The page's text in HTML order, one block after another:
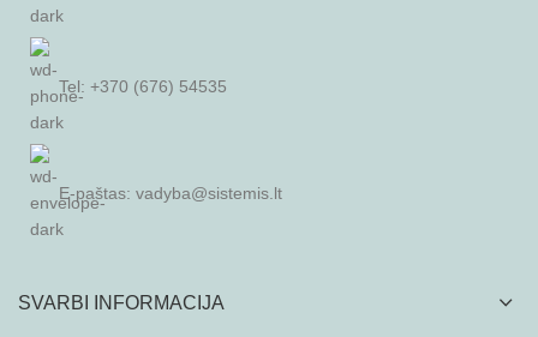
Tel: +370 (676) 54535
E-paštas: vadyba@sistemis.lt
SVARBI INFORMACIJA